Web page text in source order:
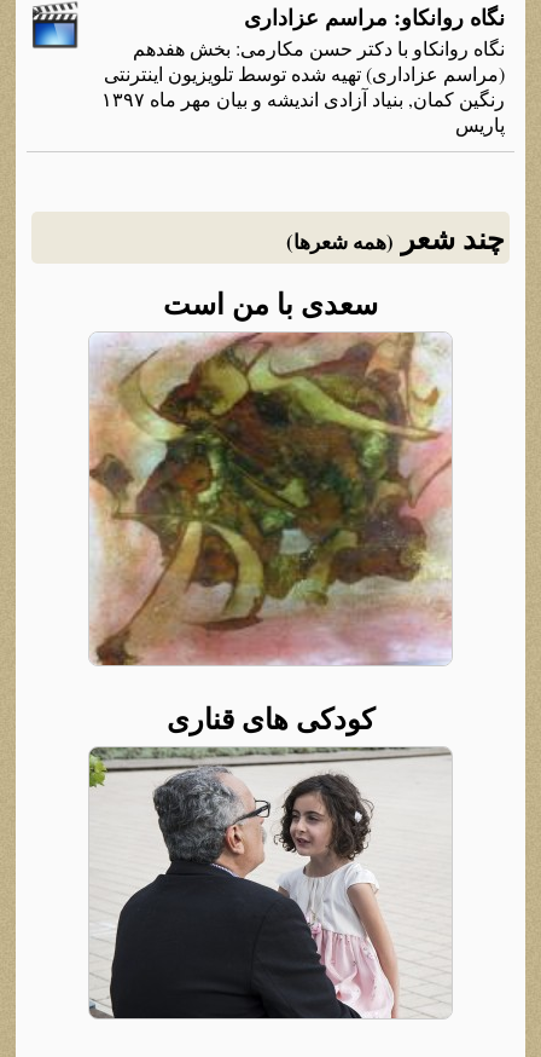
نگاه روانکاو: مراسم عزاداری
نگاه روانکاو با دکتر حسن مکارمی: بخش هفدهم
(مراسم عزاداری) تهیه شده توسط تلویزیون اینترنتی
رنگین کمان, بنیاد آزادی اندیشه و بیان مهر ماه ۱۳۹۷
پاریس
چند شعر (همه شعرها)
سعدی با من است
کودکی‌ ها‌ی قناری